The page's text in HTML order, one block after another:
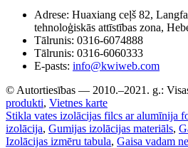
Adrese: Huaxiang ceļš 82,
tehnoloģiskās attīstības zona,
Tālrunis: 0316-6074888
Tālrunis: 0316-6060333
E-pasts: info@kwiweb.com
© Autortiesības — 2010.–2021. g.:
produkti, Vietnes karte
Stikla vates izolācijas filcs ar alumīnija
izolācija, Gumijas izolācijas materiāls,
Izolācijas izmēru tabula, Gaisa vadam